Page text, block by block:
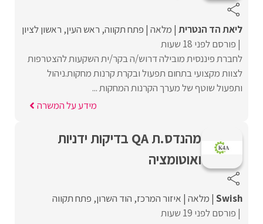
ליאת הד הנטרית מלאה פתח תקווה ראש העין ראשון לציון
פורסם לפני 18 שעות
לחברת פיננסית מובילה דרוש/ה בקר/ית השקעות להצטרפות
לצוות מקצועי בתחום תפעול ובקרת קרנות מחקות.ניהול
ותפעול שוטף של מערך הקרנות המחקות ...
מידע על המשרה
מהנדס.ת QA בדיקות ידניות
ואוטומציה
Swish מלאה איזור המרכז הוד השרון פתח תקווה
פורסם לפני 19 שעות